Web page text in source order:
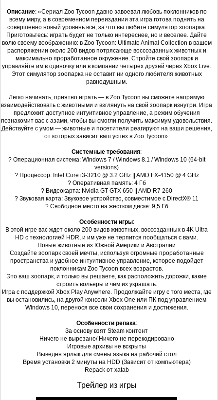
Описание: «Сериал Zoo Tycoon давно завоевал любовь поклонников по
всему миру, а в современном переиздании эта игра готова поднять на
совершенно новый уровень всё, за что вы любите симулятор зоопарка.
Приготовьтесь: играть будет не только интереснее, но и веселее. Дайте
волю своему воображению: в Zoo Tycoon: Ultimate Animal Collection в вашем
распоряжении около 200 видов потрясающе воссозданных животных и
максимально проработанное окружение. Стройте свой зоопарк и
управляйте им в одиночку или в компании четырех друзей через Xbox Live.
Этот симулятор зоопарка не оставит ни одного любителя животных
равнодушным.
Легко начинать, приятно играть — в Zoo Tycoon вы сможете напрямую
взаимодействовать с животными и взглянуть на свой зоопарк изнутри. Игра
предложит доступное интуитивное управление, а режим обучения
познакомит вас с азами, чтобы вы смогли получить максимум удовольствия.
Действуйте с умом — животные и посетители реагируют на ваши решения,
от которых зависит ваш успех в Zoo Tycoon».
Системные требования:
? Операционная система: Windows 7 / Windows 8.1 / Windows 10 (64-bit
versions)
? Процессор: Intel Core i3-3210 @ 3.2 GHz || AMD FX-4150 @ 4 GHz
? Оперативная память: 4 Гб
? Видеокарта: Nvidia GT GTX 650 || AMD R7 260
? Звуковая карта: Звуковое устройство, совместимое с DirectX® 11
? Свободное место на жестком диске: 9,5 Гб
Особенности игры:
В этой игре вас ждет около 200 видов животных, воссозданных в 4K Ultra
HD с технологией HDR, и им уже не терпится пообщаться с вами.
Новые животные из Южной Америки и Австралии
Создайте зоопарк своей мечты, используя огромные проработанные
пространства и удобное интуитивное управление, которое подойдет
поклонникам Zoo Tycoon всех возрастов.
Это ваш зоопарк, и только вы решаете, как расположить дорожки, какие
строить вольеры и чем их украшать.
Игра с поддержкой Xbox Play Anywhere. Продолжайте игру с того места, где
вы остановились, на другой консоли Xbox One или ПК под управлением
Windows 10, перенося все свои сохранения и достижения.
Особенности репака:
За основу взят Steam контент
Ничего не вырезано/ Ничего не перекодировано
Игровые архивы не вскрыты
Выведен ярлык для смены языка на рабочий стол
Время установки 2 минуты на HDD (Зависит от компьютера)
Repack от xatab
Трейлер из игры